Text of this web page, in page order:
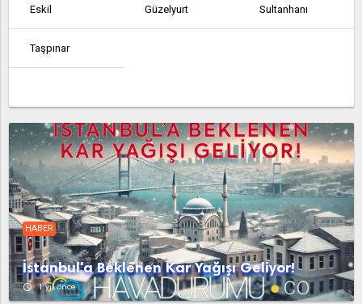
Eskil Güzelyurt Sultanhanı
Taşpınar
HABER
İstanbul'a Beklenen Kar Yağışı Geliyor!
access_time 1 yıl önce